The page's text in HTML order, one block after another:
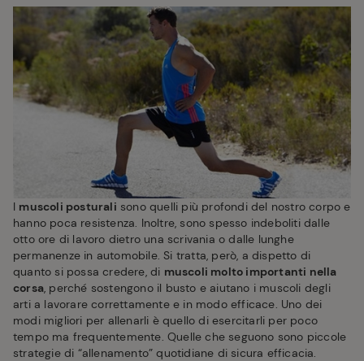
I muscoli posturali sono quelli più profondi del nostro corpo e
hanno poca resistenza. Inoltre, sono spesso indeboliti dalle
otto ore di lavoro dietro una scrivania o dalle lunghe
permanenze in automobile. Si tratta, però, a dispetto di
quanto si possa credere, di muscoli molto importanti nella
corsa, perché sostengono il busto e aiutano i muscoli degli
arti a lavorare correttamente e in modo efficace. Uno dei
modi migliori per allenarli è quello di esercitarli per poco
tempo ma frequentemente. Quelle che seguono sono piccole
strategie di “allenamento” quotidiane di sicura efficacia.